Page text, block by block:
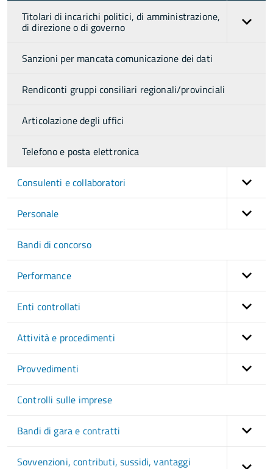
Titolari di incarichi politici, di amministrazione,
di direzione o di governo
Sanzioni per mancata comunicazione dei dati
Rendiconti gruppi consiliari regionali/provinciali
Articolazione degli uffici
Telefono e posta elettronica
Consulenti e collaboratori
Personale
Bandi di concorso
Performance
Enti controllati
Attività e procedimenti
Provvedimenti
Controlli sulle imprese
Bandi di gara e contratti
Sovvenzioni, contributi, sussidi, vantaggi